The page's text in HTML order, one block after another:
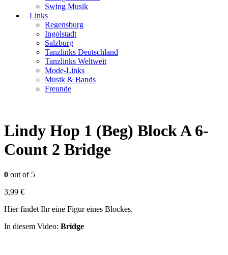
Swing Musik
Links
Regensburg
Ingolstadt
Salzburg
Tanzlinks Deutschland
Tanzlinks Weltweit
Mode-Links
Musik & Bands
Freunde
Lindy Hop 1 (Beg) Block A 6-
Count 2 Bridge
0 out of 5
3,99 €
Hier findet Ihr eine Figur eines Blockes.
In diesem Video: Bridge